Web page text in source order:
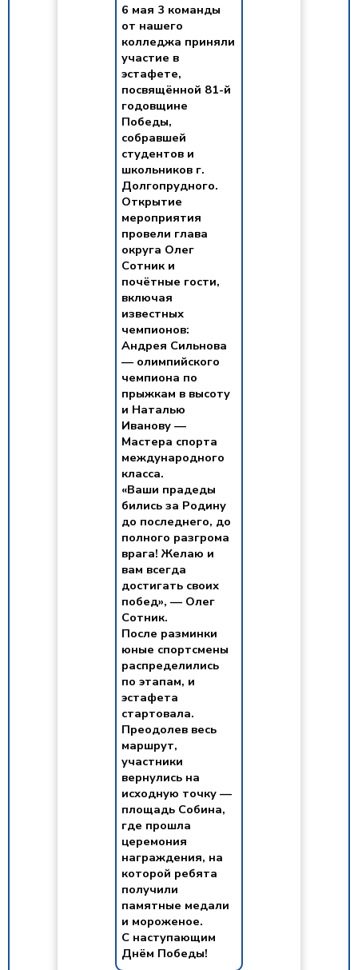
6 мая 3 команды
от нашего
колледжа приняли
участие в
эстафете,
посвящённой 81-й
годовщине
Победы,
собравшей
студентов и
школьников г.
Долгопрудного.
Открытие
мероприятия
провели глава
округа Олег
Сотник и
почётные гости,
включая
известных
чемпионов:
Андрея Сильнова
— олимпийского
чемпиона по
прыжкам в высоту
и Наталью
Иванову —
Мастера спорта
международного
класса.
«Ваши прадеды
бились за Родину
до последнего, до
полного разгрома
врага! Желаю и
вам всегда
достигать своих
побед», — Олег
Сотник.
После разминки
юные спортсмены
распределились
по этапам, и
эстафета
стартовала.
Преодолев весь
маршрут,
участники
вернулись на
исходную точку —
площадь Собина,
где прошла
церемония
награждения, на
которой ребята
получили
памятные медали
и мороженое.
С наступающим
Днём Победы!